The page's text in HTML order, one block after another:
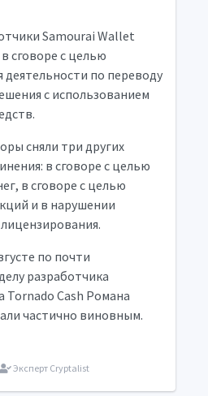
Samourai Wallet
сговоре с целью
деятельности по переводу
с использованием
сняли три других
в сговоре с целью
в сговоре с целью
и в нарушении
по почти
разработчика
Tornado Cash Романа
частично виновным.
Эксперт Cryptalist